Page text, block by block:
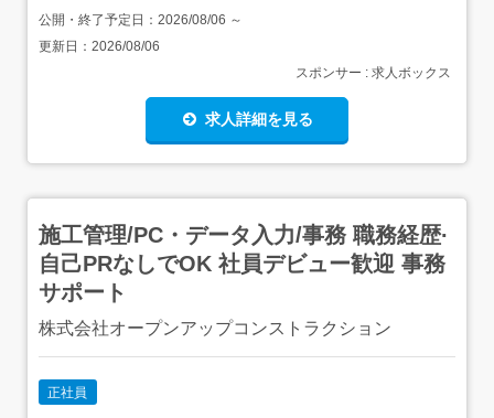
公開・終了予定日： 2026/08/06 ～
更新日： 2026/08/06
スポンサー : 求人ボックス
求人詳細を見る
施工管理/PC・データ入力/事務 職務経歴·
自己PRなしでOK 社員デビュー歓迎 事務
サポート
株式会社オープンアップコンストラクション
正社員